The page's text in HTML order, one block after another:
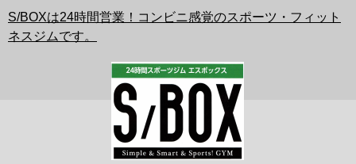
S/BOXは24時間営業！コンビニ感覚のスポーツ・フィット
ネスジムです。